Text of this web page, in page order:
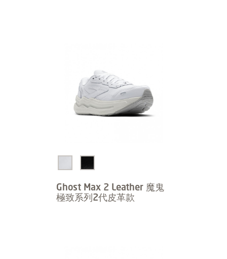
Ghost Max 2 Leather 魔鬼
極致系列2代皮革款